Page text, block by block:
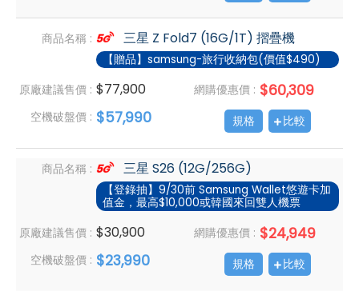
商品名稱 : 三星 Z Fold7 (16G/1T) 摺疊機
【贈品】samsung-旅行收納包(價值$490)
原廠建議售價 : $77,900 網購優惠價 : $60,309
空機破盤價 : $57,990 規格 比較
商品名稱 : 三星 S26 (12G/256G)
【登錄抽】9/30前 Samsung Wallet悠遊卡加
值金，最高$10,000或韓國來回雙人機票
原廠建議售價 : $30,900 網購優惠價 : $24,949
空機破盤價 : $23,990 規格 比較